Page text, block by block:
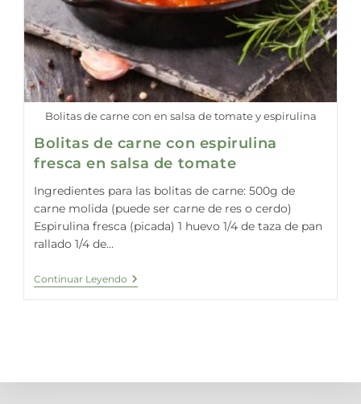
Bolitas de carne con en salsa de tomate y espirulina
Bolitas de carne con espirulina
fresca en salsa de tomate
Ingredientes para las bolitas de carne: 500g de
carne molida (puede ser carne de res o cerdo)
Espirulina fresca (picada) 1 huevo 1/4 de taza de pan
rallado 1/4 de...
Continuar Leyendo Bolitas
De
De